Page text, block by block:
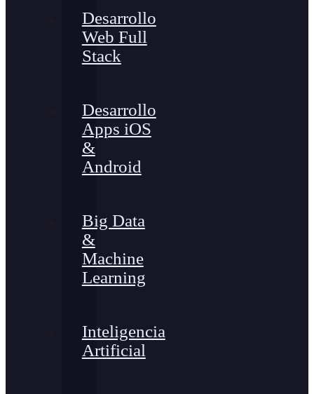
Desarrollo
Web Full
Stack
Desarrollo
Apps iOS
&
Android
Big Data
&
Machine
Learning
Inteligencia
Artificial